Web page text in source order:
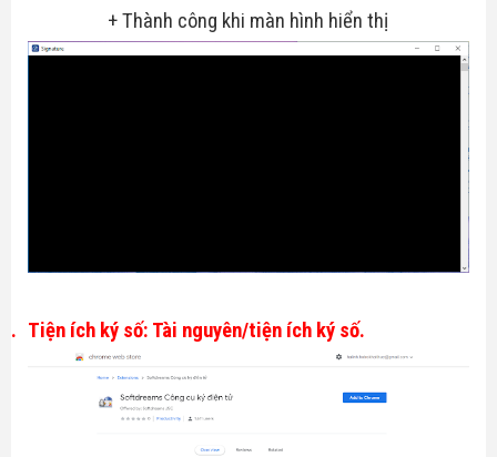
+ Thành công khi màn hình hiển thị
2. Tiện ích ký số: Tài nguyên/tiện ích ký số.